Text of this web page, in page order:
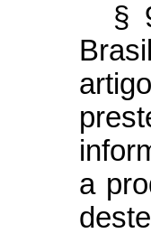
§
a